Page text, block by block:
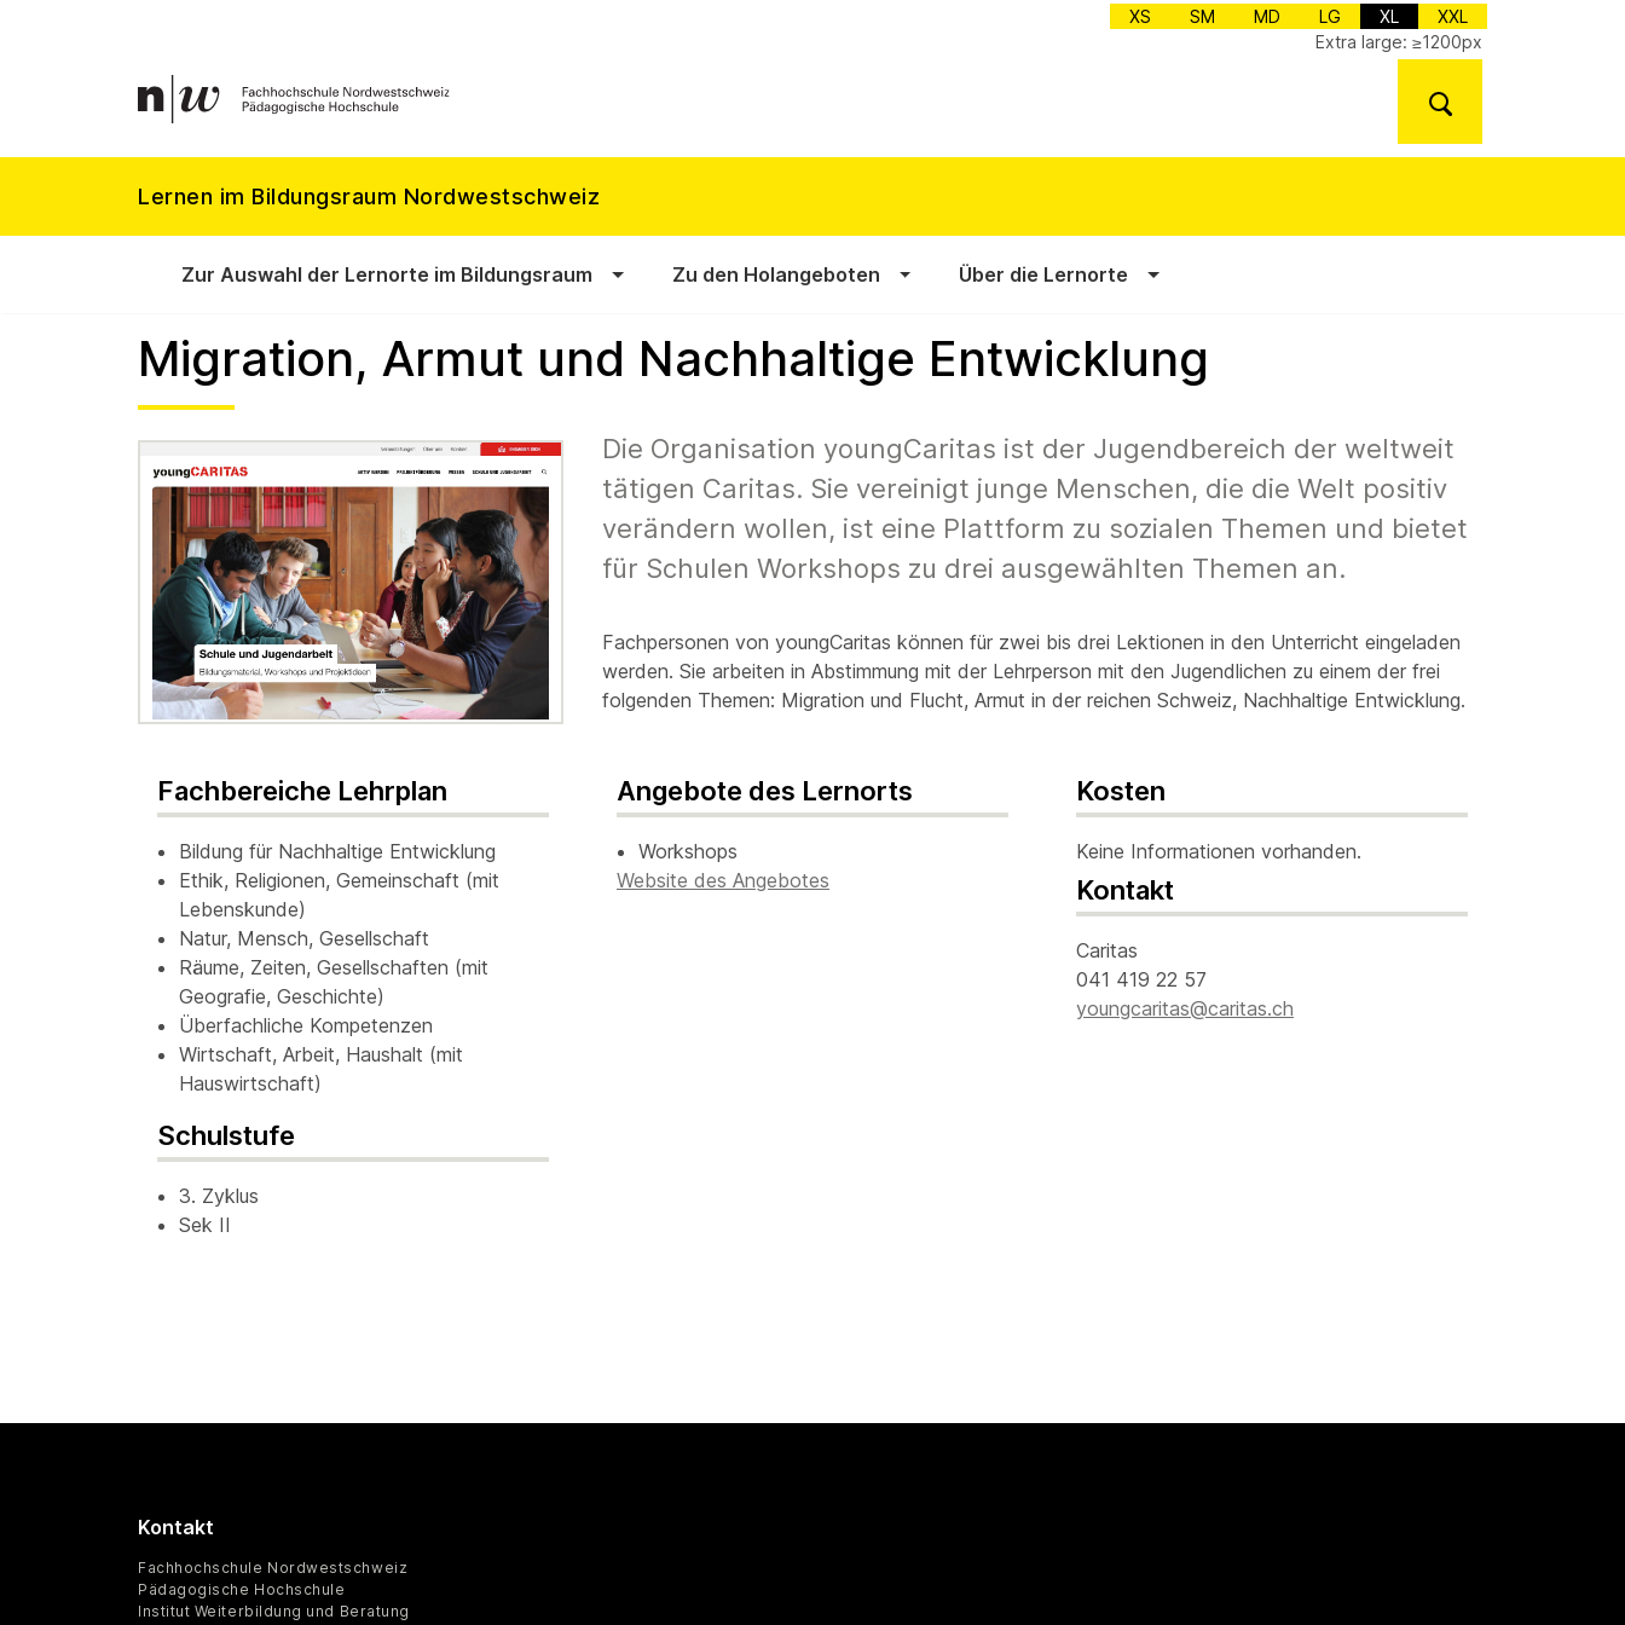
XS SM MD LG XL
XXL
Extra large: ≥1200px
Lernen im Bildungsraum Nordwestschweiz
Zur Auswahl der Lernorte im Bildungsraum Zu den Holangeboten Über die Lernorte
Migration, Armut und Nachhaltige Entwicklung
Die Organisation youngCaritas ist der Jugendbereich der weltweit
tätigen Caritas. Sie vereinigt junge Menschen, die die Welt positiv
verändern wollen, ist eine Plattform zu sozialen Themen und bietet
für Schulen Workshops zu drei ausgewählten Themen an.
Fachpersonen von youngCaritas können für zwei bis drei Lektionen in den Unterricht eingeladen
werden. Sie arbeiten in Abstimmung mit der Lehrperson mit den Jugendlichen zu einem der frei
folgenden Themen: Migration und Flucht, Armut in der reichen Schweiz, Nachhaltige Entwicklung.
Fachbereiche Lehrplan
Bildung für Nachhaltige Entwicklung
Ethik, Religionen, Gemeinschaft (mit
Lebenskunde)
Natur, Mensch, Gesellschaft
Räume, Zeiten, Gesellschaften (mit
Geografie, Geschichte)
Überfachliche Kompetenzen
Wirtschaft, Arbeit, Haushalt (mit
Hauswirtschaft)
Schulstufe
3. Zyklus
Sek II
Angebote des Lernorts
Workshops
Website des Angebotes
Kosten
Keine Informationen vorhanden.
Kontakt
Caritas
041 419 22 57
youngcaritas@caritas.ch
Kontakt
Fachhochschule Nordwestschweiz
Pädagogische Hochschule
Institut Weiterbildung und Beratung